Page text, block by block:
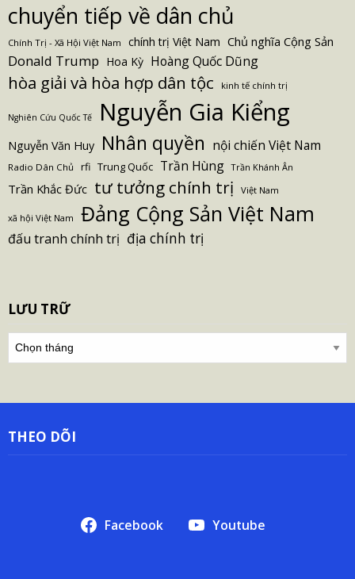
chuyển tiếp về dân chủ
Chính Trị - Xã Hội Việt Nam chính trị Việt Nam Chủ nghĩa Cộng Sản
Donald Trump Hoa Kỳ Hoàng Quốc Dũng
hòa giải và hòa hợp dân tộc kinh tế chính trị
Nghiên Cứu Quốc Tế Nguyễn Gia Kiểng
Nguyễn Văn Huy Nhân quyền nội chiến Việt Nam
Radio Dân Chủ rfi Trung Quốc Trần Hùng Trần Khánh Ân
Trần Khắc Đức tư tưởng chính trị Việt Nam
xã hội Việt Nam Đảng Cộng Sản Việt Nam
đấu tranh chính trị địa chính trị
LƯU TRỮ
Lưu
THEO DÕI
Facebook Youtube